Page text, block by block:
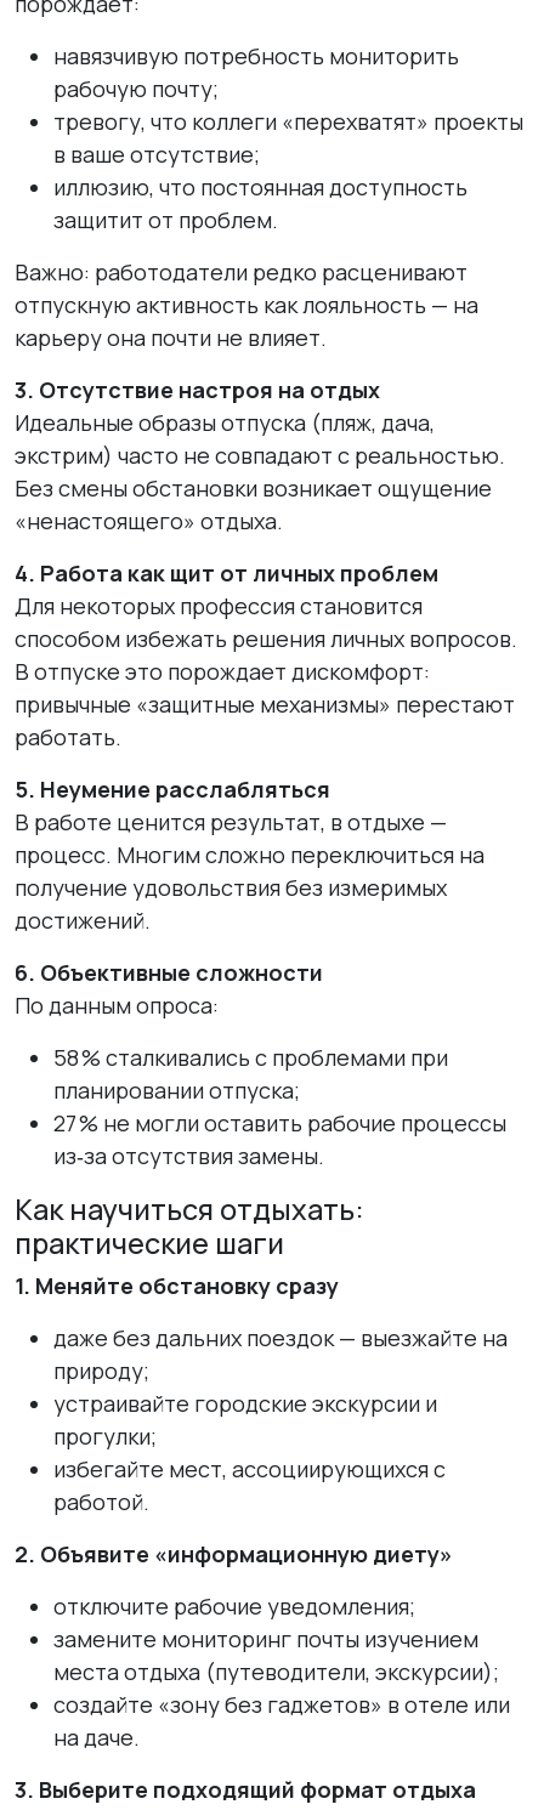
навязчивую потребность мониторить
рабочую почту;
тревогу, что коллеги «перехватят» проекты
в ваше отсутствие;
иллюзию, что постоянная доступность
защитит от проблем.
Важно: работодатели редко расценивают
отпускную активность как лояльность — на
карьеру она почти не влияет.
3. Отсутствие настроя на отдых
Идеальные образы отпуска (пляж, дача,
экстрим) часто не совпадают с реальностью.
Без смены обстановки возникает ощущение
«ненастоящего» отдыха.
4. Работа как щит от личных проблем
Для некоторых профессия становится
способом избежать решения личных вопросов.
В отпуске это порождает дискомфорт:
привычные «защитные механизмы» перестают
работать.
5. Неумение расслабляться
В работе ценится результат, в отдыхе —
процесс. Многим сложно переключиться на
получение удовольствия без измеримых
достижений.
6. Объективные сложности
По данным опроса:
58 % сталкивались с проблемами при
планировании отпуска;
27 % не могли оставить рабочие процессы
из‑за отсутствия замены.
Как научиться отдыхать:
практические шаги
1. Меняйте обстановку сразу
даже без дальних поездок — выезжайте на
природу;
устраивайте городские экскурсии и
прогулки;
избегайте мест, ассоциирующихся с
работой.
2. Объявите «информационную диету»
отключите рабочие уведомления;
замените мониторинг почты изучением
места отдыха (путеводители, экскурсии);
создайте «зону без гаджетов» в отеле или
на даче.
3. Выберите подходящий формат отдыха